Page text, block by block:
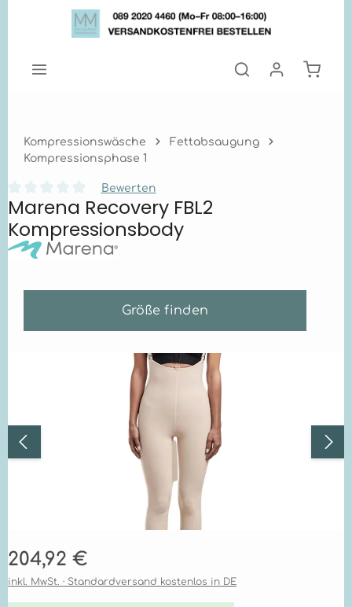
Zum Hauptinhalt springen
Kompressionswäsche
Fettabsaugung
Kompressionsphase 1
Durchschnittliche Bewertung von 0 von 5 Sternen
Bewerten
Marena Recovery FBL2
Kompressionsbody
Größe finden
Bildergalerie überspringen
Regulärer Preis:
204,92 €
inkl. MwSt. · Standardversand kostenlos in DE